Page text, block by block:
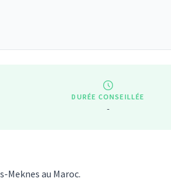
DURÉE CONSEILLÉE
-
Meknes au Maroc.